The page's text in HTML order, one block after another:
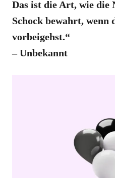
Das ist die Art, wie die
Schock bewahrt, wenn
vorbeigehst.“
– Unbekannt